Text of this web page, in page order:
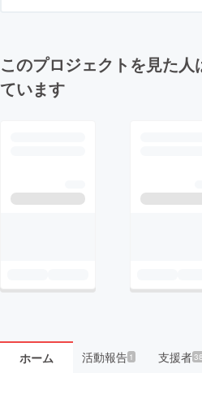
このプロジェクトを見た
ています
ホーム 活動報告1 支援者38